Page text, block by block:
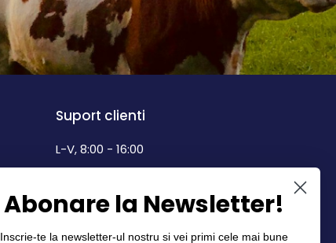
Suport clienti
L-V, 8:00 - 16:00
info@dairymax.ro
Abonare la Newsletter!
Inscrie-te la newsletter-ul nostru si vei primi cele mai bune